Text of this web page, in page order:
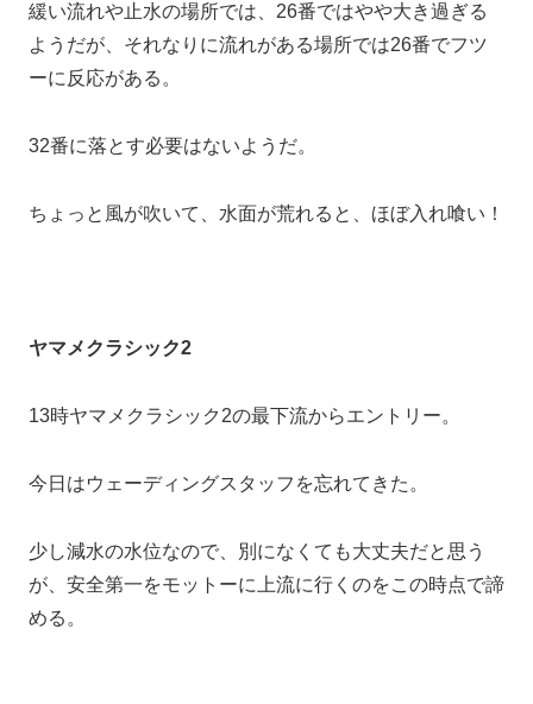
緩い流れや止水の場所では、26番ではやや大き過ぎる
ようだが、それなりに流れがある場所では26番でフツ
ーに反応がある。
32番に落とす必要はないようだ。
ちょっと風が吹いて、水面が荒れると、ほぼ入れ喰い！
ヤマメクラシック2
13時ヤマメクラシック2の最下流からエントリー。
今日はウェーディングスタッフを忘れてきた。
少し減水の水位なので、別になくても大丈夫だと思う
が、安全第一をモットーに上流に行くのをこの時点で諦
める。